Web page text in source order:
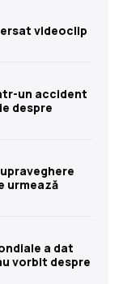
videoclip
un accident
despre
urmează
a dat
vorbit despre